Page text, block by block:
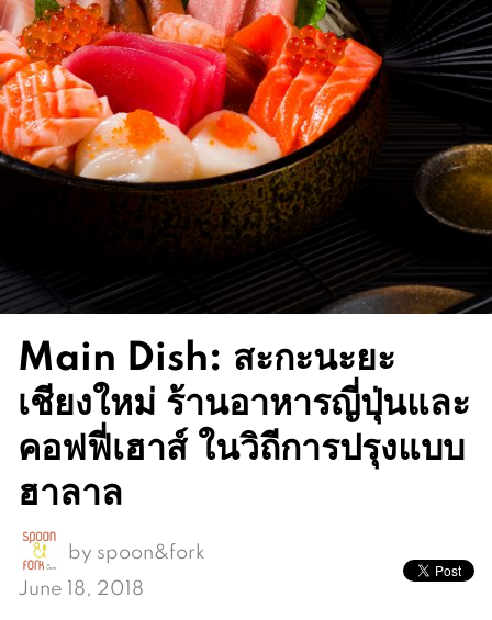
Main Dish: สะกะนะยะ
เชียงใหม่ ร้านอาหารญี่ปุ่นและ
คอฟฟี่เฮาส์ ในวิถีการปรุงแบบ
ฮาลาล
by spoon&fork
June 18, 2018